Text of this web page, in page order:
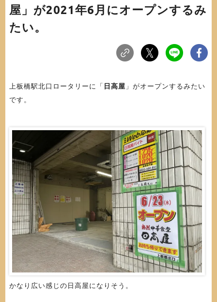
屋」が2021年6月にオープンするみ
たい。
上板橋駅北口ロータリーに「 日高屋 」がオープンするみたい
です。
かなり広い感じの日高屋になりそう。